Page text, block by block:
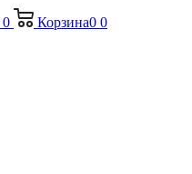
0 Корзина0 0